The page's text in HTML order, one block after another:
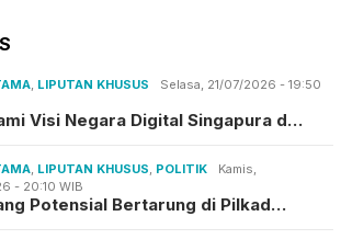
, LIPUTAN KHUSUS
Selasa, 21/07/2026 - 19:50
Visi Negara Digital Singapura d…
, LIPUTAN KHUSUS, POLITIK
Kamis,
- 20:10 WIB
Potensial Bertarung di Pilkad…